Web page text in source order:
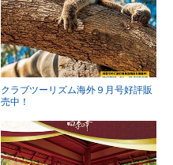
クラブツーリズム海外９月号好評販
売中！